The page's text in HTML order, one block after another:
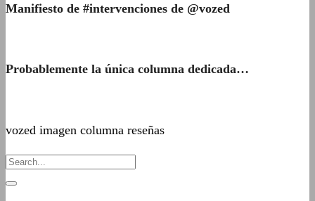
Manifiesto de #intervenciones de @vozed
Probablemente la única columna dedicada…
vozed imagen columna reseñas